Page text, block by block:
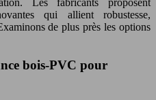
qui allient robustesse,
de plus près les options
bois-PVC pour